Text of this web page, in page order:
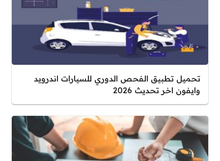
تحميل تطبيق الفحص الدوري للسيارات اندرويد
وايفون اخر تحديث 2026